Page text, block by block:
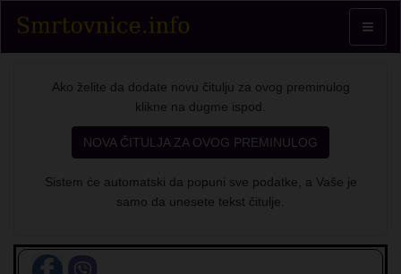
Toggle
Ako želite da dodate novu čitulju za ovog preminulog
klikne na dugme ispod.
NOVA ČITULJA ZA OVOG PREMINULOG
Sistem će automatski da popuni sve podatke, a Vaše je
samo da unesete tekst čitulje.